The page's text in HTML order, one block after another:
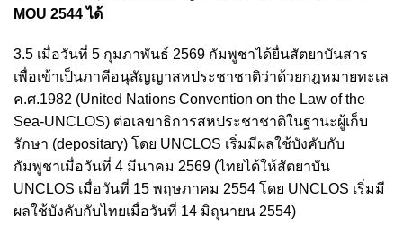
MOU 2544 ได้
3.5 เมื่อวันที่ 5 กุมภาพันธ์ 2569 กัมพูชาได้ยื่นสัตยาบันสาร
เพื่อเข้าเป็นภาคีอนุสัญญาสหประชาชาติว่าด้วยกฎหมายทะเล
ค.ศ.1982 (United Nations Convention on the Law of the
Sea-UNCLOS) ต่อเลขาธิการสหประชาชาติในฐานะผู้เก็บ
รักษา (depositary) โดย UNCLOS เริ่มมีผลใช้บังคับกับ
กัมพูชาเมื่อวันที่ 4 มีนาคม 2569 (ไทยได้ให้สัตยาบัน
UNCLOS เมื่อวันที่ 15 พฤษภาคม 2554 โดย UNCLOS เริ่มมี
ผลใช้บังคับกับไทยเมื่อวันที่ 14 มิถุนายน 2554)